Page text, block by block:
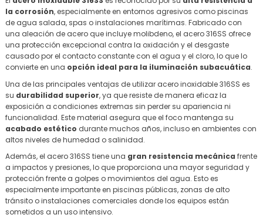
la corrosión, especialmente en entornos agresivos como piscinas
de agua salada, spas o instalaciones marítimas. Fabricado con
una aleación de acero que incluye molibdeno, el acero 316SS ofrece
una protección excepcional contra la oxidación y el desgaste
causado por el contacto constante con el agua y el cloro, lo que lo
convierte en una opción ideal para la iluminación subacuática.
Una de las principales ventajas de utilizar acero inoxidable 316SS es
su durabilidad superior, ya que resiste de manera eficaz la
exposición a condiciones extremas sin perder su apariencia ni
funcionalidad. Este material asegura que el foco mantenga su
acabado estético durante muchos años, incluso en ambientes con
altos niveles de humedad o salinidad.
Además, el acero 316SS tiene una gran resistencia mecánica frente
a impactos y presiones, lo que proporciona una mayor seguridad y
protección frente a golpes o movimientos del agua. Esto es
especialmente importante en piscinas públicas, zonas de alto
tránsito o instalaciones comerciales donde los equipos están
sometidos a un uso intensivo.